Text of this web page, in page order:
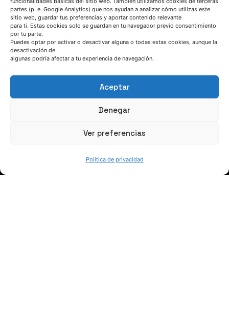
partes (p. e. Google Analytics) que nos ayudan a analizar cómo utilizas este
sitio web, guardar tus preferencias y aportar contenido relevante
para ti. Estas cookies solo se guardan en tu navegador previo consentimiento
por tu parte.
Puedes optar por activar o desactivar alguna o todas estas cookies, aunque la
desactivación de
algunas podría afectar a tu experiencia de navegación.
Aceptar
Denegar
Ver preferencias
Política de privacidad
SÍGUENOS
Suscríbete a nuestras noticias